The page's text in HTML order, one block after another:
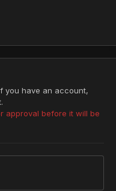
you have an account,
approval before it will be